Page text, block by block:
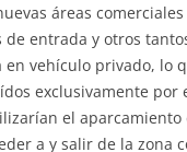
áreas
entrada y otros
en vehículo privado, lo
exclusivamente por
el
a y salir de la zona